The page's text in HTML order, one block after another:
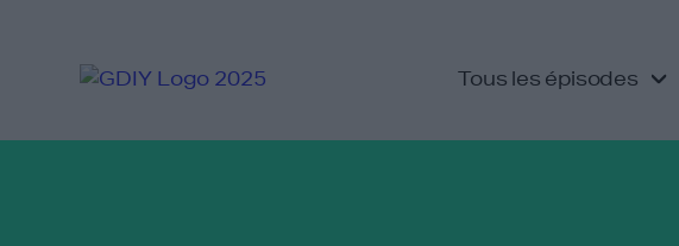
Tous les épisodes